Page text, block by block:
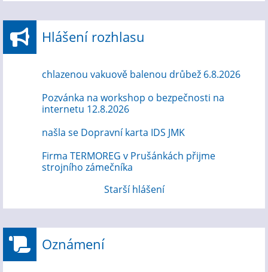
Hlášení rozhlasu
chlazenou vakuově balenou drůbež 6.8.2026
Pozvánka na workshop o bezpečnosti na
internetu 12.8.2026
našla se Dopravní karta IDS JMK
Firma TERMOREG v Prušánkách přijme
strojního zámečníka
Starší hlášení
Oznámení